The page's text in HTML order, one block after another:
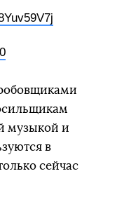
музыкой и
в
сейчас